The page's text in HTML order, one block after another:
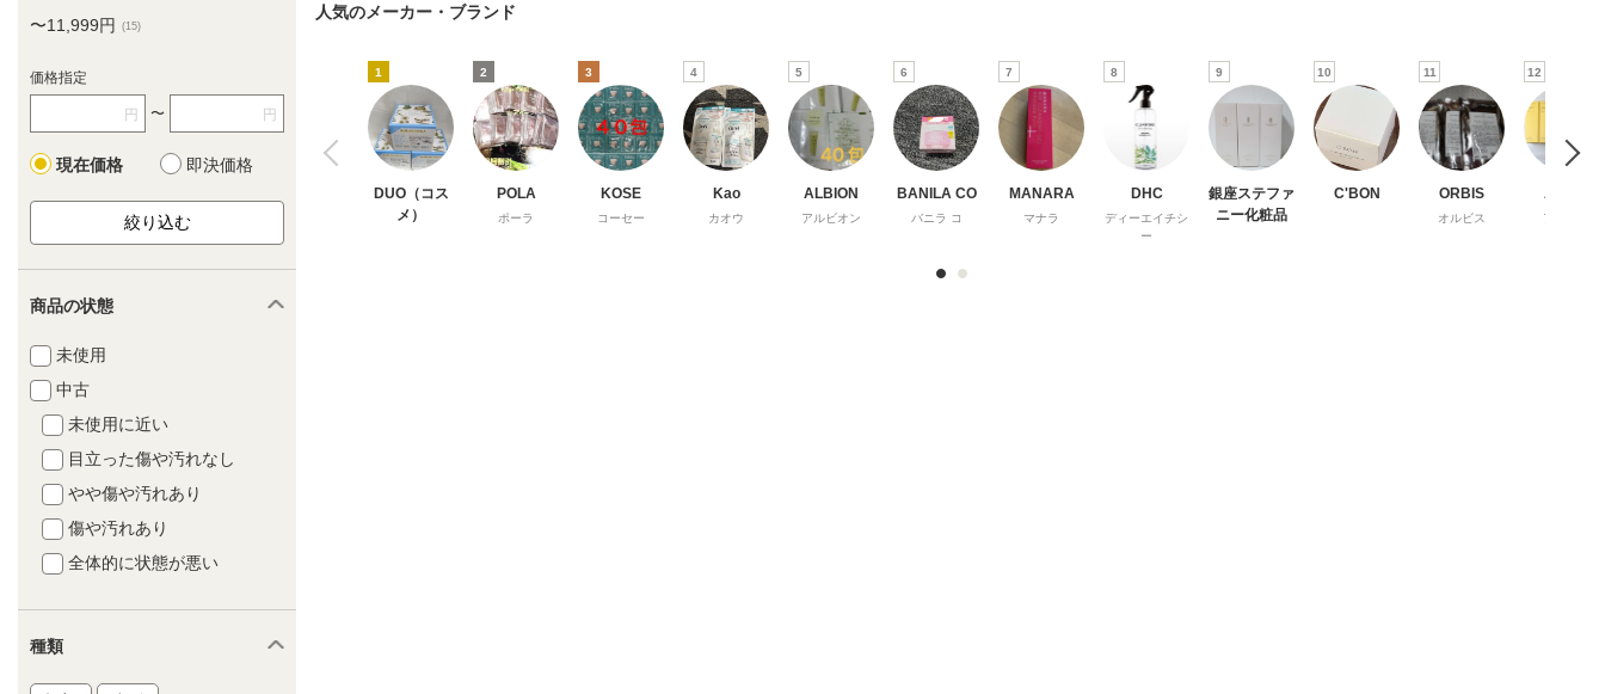
〜11,999円 (15)
価格指定
円 〜 円
現在価格 即決価格
商品の状態
未使用
中古
未使用に近い
目立った傷や汚れなし
やや傷や汚れあり
傷や汚れあり
全体的に状態が悪い
種類
人気のメーカー・ブランド
1
DUO（コス
メ）
2
POLA
ポーラ
3
KOSE
コーセー
4
Kao
カオウ
5
ALBION
アルビオン
6
BANILA CO
バニラ コ
7
MANARA
マナラ
8
DHC
ディーエイチシ
ー
9
銀座ステファ
ニー化粧品
10
C'BON
11
ORBIS
オルビス
12
Attenir
アテニア